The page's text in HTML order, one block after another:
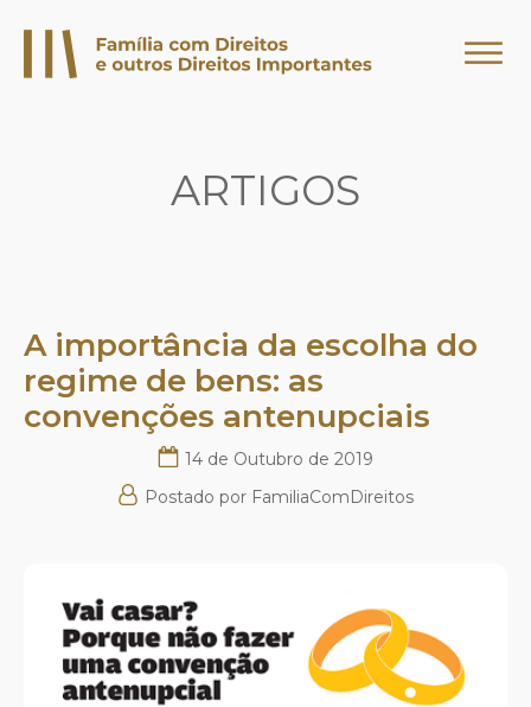
ARTIGOS
A importância da escolha do
regime de bens: as
convenções antenupciais
14 de Outubro de 2019
Postado por FamiliaComDireitos